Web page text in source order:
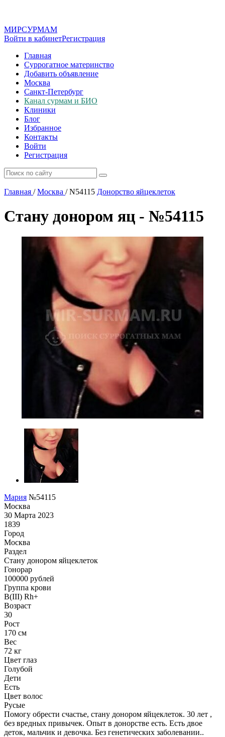
МИРСУРМАМ
Войти в кабинетРегистрация
Главная
Суррогатное материнство
Добавить объявление
Москва
Санкт-Петербург
Канал сурмам и БИО
Клиники
Блог
Избранное
Контакты
Войти
Регистрация
Главная / Москва /N54115 Донорство яйцеклеток
Стану донором яц - №54115
Мария №54115
Москва
30 Марта 2023
1839
Город
Москва
Раздел
Стану донором яйцеклеток
Гонoрар
100000 рублей
Группа крови
B(III) Rh+
Возраст
30
Рост
170 см
Вес
72 кг
Цвет глаз
Голубой
Дети
Есть
Цвет волос
Русые
Помогу обрести счастье, стану донором яйцеклеток. 30 лет ,
без вредных привычек. Опыт в донорстве есть. Есть двое
деток, мальчик и девочка. Без генетических заболевании..